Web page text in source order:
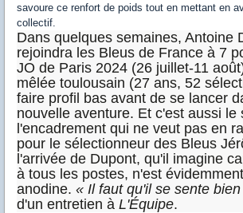
savoure ce renfort de poids tout en mettant en
collectif.
Dans quelques semaines, Antoine
rejoindra les Bleus de France à 7
JO de Paris 2024 (26 juillet-11
mêlée toulousain (27 ans, 52
faire profil bas avant de se lancer
nouvelle aventure. Et c'est aussi le
l'encadrement qui ne veut pas en
pour le sélectionneur des Bleus
l'arrivée de Dupont, qu'il imagine
à tous les postes, n'est
anodine. « Il faut qu'il se sente
d'un entretien à L'Équipe.